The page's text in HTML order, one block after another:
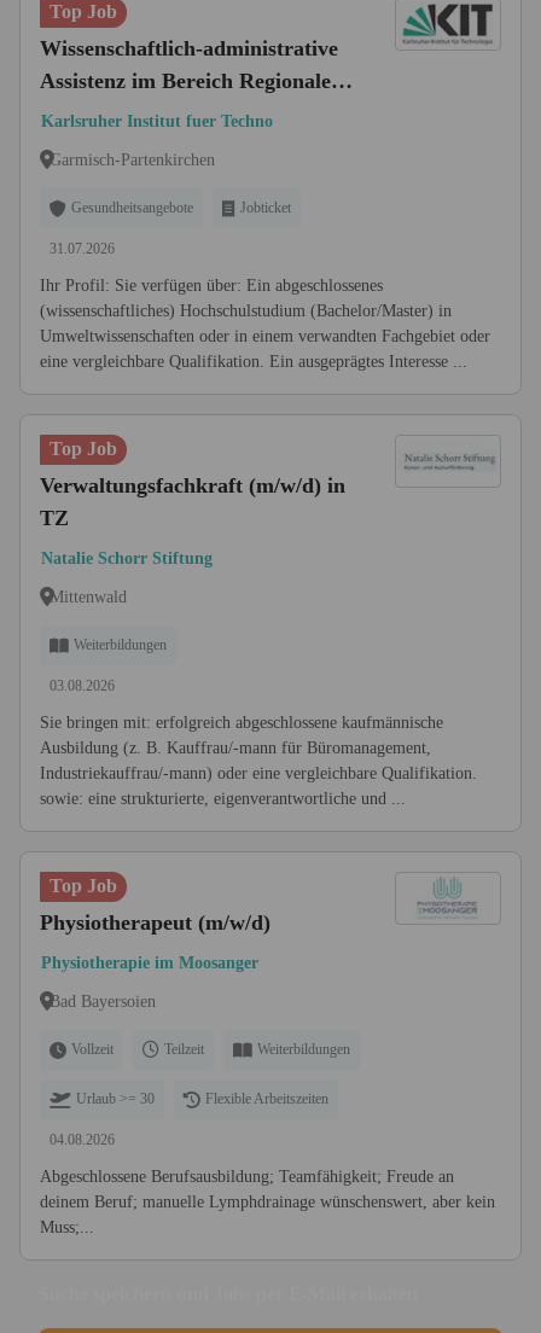
Top Job
Wissenschaftlich-administrative
Assistenz im Bereich Regionale
Klima-Systeme (w/m/d)
Karlsruher Institut fuer Techno
Garmisch-Partenkirchen
Gesundheitsangebote Jobticket
31.07.2026
Ihr Profil: Sie verfügen über: Ein abgeschlossenes
(wissenschaftliches) Hochschulstudium (Bachelor/Master) in
Umwelt­wissenschaften oder in einem verwandten Fachgebiet oder
eine vergleichbare Qualifikation. Ein ausgeprägtes Interesse ...
Top Job
Verwaltungsfachkraft (m/w/d) in
TZ
Natalie Schorr Stiftung
Mittenwald
Weiterbildungen
03.08.2026
Sie bringen mit: erfolgreich abgeschlossene kaufmännische
Ausbildung (z. B. Kauffrau/-mann für Büromanagement,
Industriekauffrau/-mann) oder eine vergleichbare Qualifikation.
sowie: eine strukturierte, eigenverantwortliche und ...
Top Job
Physiotherapeut (m/w/d)
Physiotherapie im Moosanger
Bad Bayersoien
Vollzeit Teilzeit Weiterbildungen
Urlaub >= 30 Flexible Arbeitszeiten
04.08.2026
Abgeschlossene Berufsausbildung; Teamfähigkeit; Freude an
deinem Beruf; manuelle Lymphdrainage wünschenswert, aber kein
Muss;...